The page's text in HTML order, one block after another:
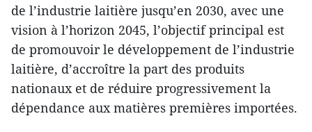
de l’industrie laitière jusqu’en 2030, avec une
vision à l’horizon 2045, l’objectif principal est
de promouvoir le développement de l’industrie
laitière, d’accroître la part des produits
nationaux et de réduire progressivement la
dépendance aux matières premières importées.